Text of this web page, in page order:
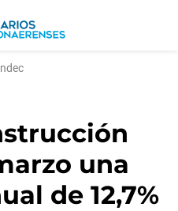
una
de 12,7%